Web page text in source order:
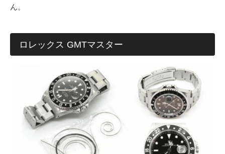
ん。
ロレックス GMTマスター